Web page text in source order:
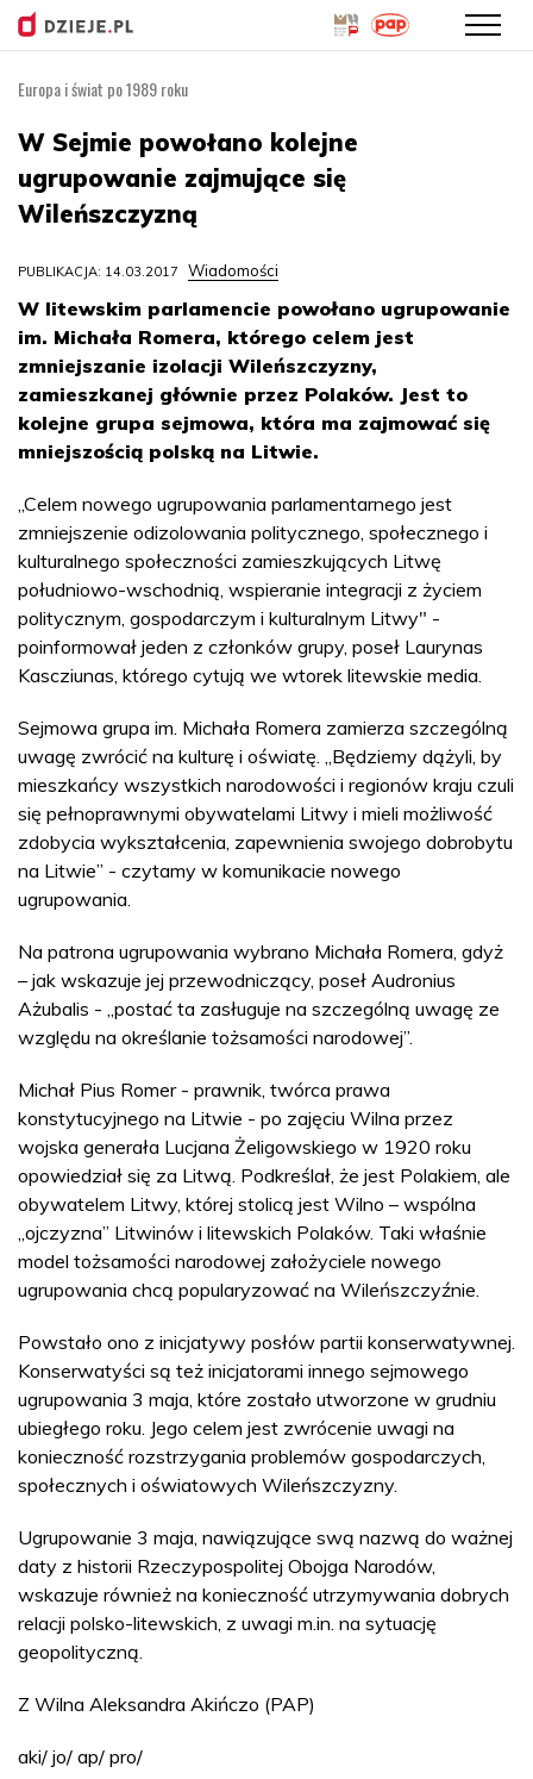
treści
Europa i świat po 1989 roku
W Sejmie powołano kolejne
ugrupowanie zajmujące się
Wileńszczyzną
PUBLIKACJA: 14.03.2017 Wiadomości
W litewskim parlamencie powołano ugrupowanie
im. Michała Romera, którego celem jest
zmniejszanie izolacji Wileńszczyzny,
zamieszkanej głównie przez Polaków. Jest to
kolejne grupa sejmowa, która ma zajmować się
mniejszością polską na Litwie.
„Celem nowego ugrupowania parlamentarnego jest
zmniejszenie odizolowania politycznego, społecznego i
kulturalnego społeczności zamieszkujących Litwę
południowo-wschodnią, wspieranie integracji z życiem
politycznym, gospodarczym i kulturalnym Litwy" -
poinformował jeden z członków grupy, poseł Laurynas
Kascziunas, którego cytują we wtorek litewskie media.
Sejmowa grupa im. Michała Romera zamierza szczególną
uwagę zwrócić na kulturę i oświatę. „Będziemy dążyli, by
mieszkańcy wszystkich narodowości i regionów kraju czuli
się pełnoprawnymi obywatelami Litwy i mieli możliwość
zdobycia wykształcenia, zapewnienia swojego dobrobytu
na Litwie” - czytamy w komunikacie nowego
ugrupowania.
Na patrona ugrupowania wybrano Michała Romera, gdyż
– jak wskazuje jej przewodniczący, poseł Audronius
Ażubalis - „postać ta zasługuje na szczególną uwagę ze
względu na określanie tożsamości narodowej”.
Michał Pius Romer - prawnik, twórca prawa
konstytucyjnego na Litwie - po zajęciu Wilna przez
wojska generała Lucjana Żeligowskiego w 1920 roku
opowiedział się za Litwą. Podkreślał, że jest Polakiem, ale
obywatelem Litwy, której stolicą jest Wilno – wspólna
„ojczyzna” Litwinów i litewskich Polaków. Taki właśnie
model tożsamości narodowej założyciele nowego
ugrupowania chcą popularyzować na Wileńszczyźnie.
Powstało ono z inicjatywy posłów partii konserwatywnej.
Konserwatyści są też inicjatorami innego sejmowego
ugrupowania 3 maja, które zostało utworzone w grudniu
ubiegłego roku. Jego celem jest zwrócenie uwagi na
konieczność rozstrzygania problemów gospodarczych,
społecznych i oświatowych Wileńszczyzny.
Ugrupowanie 3 maja, nawiązujące swą nazwą do ważnej
daty z historii Rzeczypospolitej Obojga Narodów,
wskazuje również na konieczność utrzymywania dobrych
relacji polsko-litewskich, z uwagi m.in. na sytuację
geopolityczną.
Z Wilna Aleksandra Akińczo (PAP)
aki/ jo/ ap/ pro/